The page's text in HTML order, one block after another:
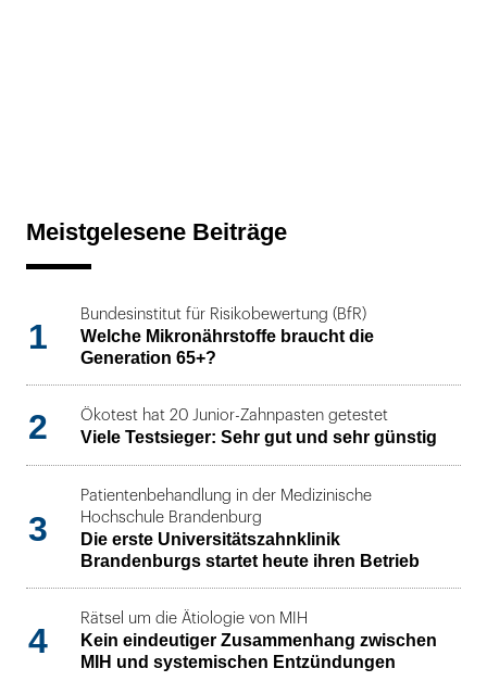
Meistgelesene Beiträge
1
Bundesinstitut für Risikobewertung (BfR)
Welche Mikronährstoffe braucht die
Generation 65+?
2 Ökotest hat 20 Junior-Zahnpasten getestet
Viele Testsieger: Sehr gut und sehr günstig
3
Patientenbehandlung in der Medizinische
Hochschule Brandenburg
Die erste Universitätszahnklinik
Brandenburgs startet heute ihren Betrieb
4
Rätsel um die Ätiologie von MIH
Kein eindeutiger Zusammenhang zwischen
MIH und systemischen Entzündungen